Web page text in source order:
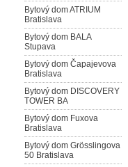
Bytový dom ATRIUM
Bratislava
Bytový dom BALA
Stupava
Bytový dom Čapajevova
Bratislava
Bytový dom DISCOVERY
TOWER BA
Bytový dom Fuxova
Bratislava
Bytový dom Grösslingova
50 Bratislava